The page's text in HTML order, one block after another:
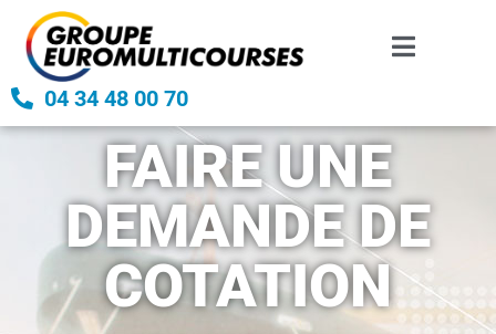
04 34 48 00 70
FAIRE UNE
DEMANDE DE
COTATION